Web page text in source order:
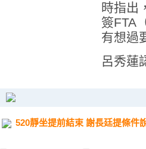
時指出
簽FTA
有想過
呂秀蓮
520靜坐提前結束 謝長廷提條件